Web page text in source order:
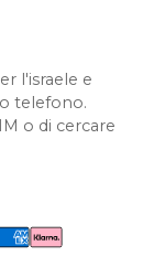
l'israele e
telefono.
o di cercare